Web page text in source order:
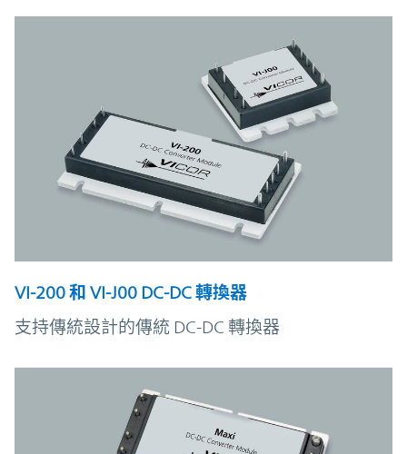
VI-200 和 VI-J00 DC-DC 轉換器
支持傳統設計的傳統 DC-DC 轉換器